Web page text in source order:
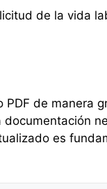
de la vida
de manera
es